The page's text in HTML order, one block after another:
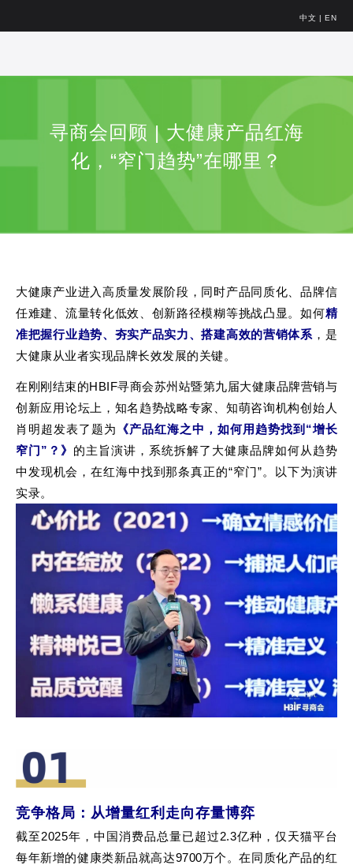
中文 | EN
寻商会回顾 | 大健康产品红海
化，“窄门趋势”在哪里？
大健康产业进入高质量发展阶段，同时产品同质化、品牌信
任难建、流量转化低效、创新路径模糊等挑战凸显。如何精
准把握行业趋势、夯实产品实力、搭建高效的营销体系 ，是
大健康从业者实现品牌长效发展的关键。
在刚刚结束的HBIF寻商会苏州站暨第九届大健康品牌营销与
创新应用论坛上，知名趋势战略专家、知萌咨询机构创始人
肖明超发表了题为 《产品红海之中，如何用趋势找到“增长
窄门”？》 的主旨演讲，系统拆解了大健康品牌如何从趋势
中发现机会，在红海中找到那条真正的“窄门”。以下为演讲
实录。
竞争格局： 从增量红利走向存量博弈
截至2025年，中国消费品总量已超过2.3亿种，仅天猫平台
每年新增的健康类新品就高达9700万个。在同质化产品的红